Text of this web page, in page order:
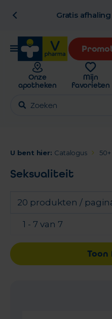
Gratis
Onze
apotheken
Mijn
favorieten
U bent hier: Catalogus 50+
Seksualiteit
20 produkten /
1 - 7 van 7